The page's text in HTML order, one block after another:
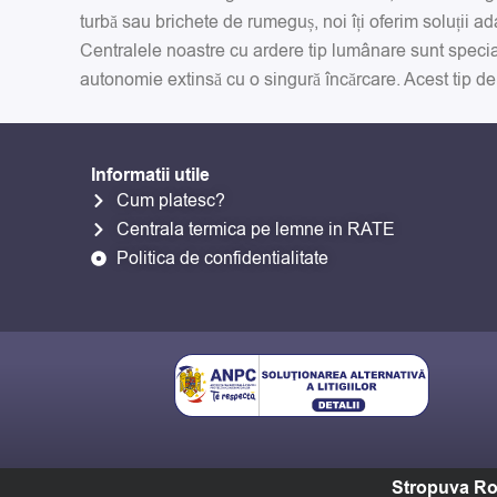
turbă sau brichete de rumeguș, noi îți oferim soluții
Centralele noastre cu ardere tip lumânare sunt
autonomie extinsă cu o singură încărcare. Acest tip
Informatii utile
Cum platesc?
Centrala termica pe lemne in RATE
Politica de confidentialitate
Stropuva